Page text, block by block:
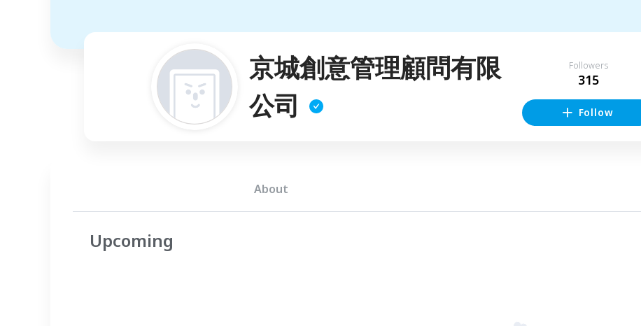
京城創意管理顧問有限
公司
Followers
315
Follow
About
Upcoming